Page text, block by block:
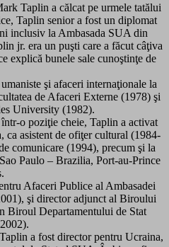
Taplin a călcat pe urmele tatălui
Taplin senior a fost un diplomat
inclusiv la Ambasada SUA din
jr. era un puşti care a făcut câţiva
explică bunele sale cunoştinţe de
şi afaceri internaţionale la
de Afaceri Externe (1978) şi
University (1982).
o poziţie cheie, Taplin a activat
ca asistent de ofiţer cultural (1984-
comunicare (1994), precum şi la
Paulo – Brazilia, Port-au-Prince
Afaceri Publice al Ambasadei
şi director adjunct al Biroului
Biroul Departamentului de Stat
a fost director pentru Ucraina,